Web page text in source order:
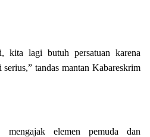
kita lagi butuh persatuan karena
tandas mantan Kabareskrim
elemen pemuda dan